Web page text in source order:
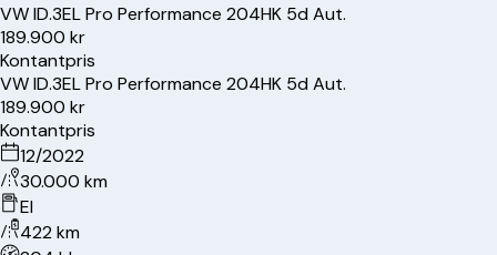
VWID.3EL Pro Performance 204HK 5d Aut.
189.900 kr
Kontantpris
VWID.3EL Pro Performance 204HK 5d Aut.
189.900 kr
Kontantpris
12/2022
30.000 km
El
422 km